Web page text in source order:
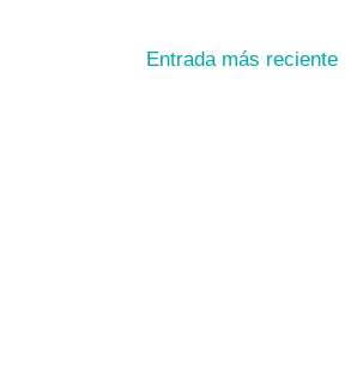
Entrada más reciente